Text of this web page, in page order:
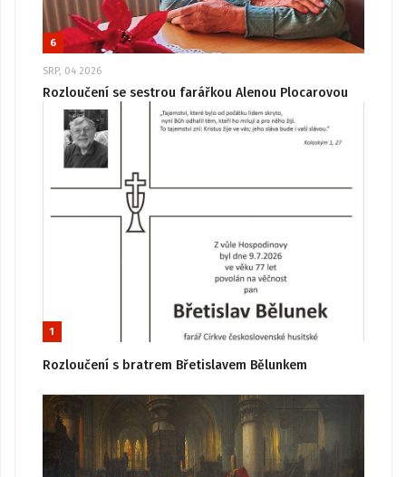
6
SRP, 04 2026
Rozloučení se sestrou farářkou Alenou Plocarovou
1
Rozloučení s bratrem Břetislavem Bělunkem